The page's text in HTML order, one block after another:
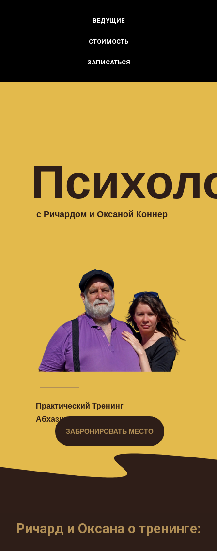
ВЕДУЩИЕ
СТОИМОСТЬ
ЗАПИСАТЬСЯ
с Ричардом и Оксаной Коннер
Практический Тренинг
Абхазия, Черное море
ЗАБРОНИРОВАТЬ МЕСТО
Ричард и Оксана о тренинге: